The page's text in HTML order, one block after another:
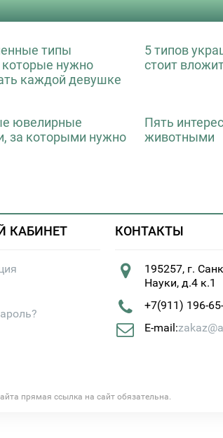
типы
которые нужно
каждой девушке
5 типов
стоит
ювелирные
за которыми нужно
Пять
животными
КАБИНЕТ КОНТАКТЫ
195257, г.
Науки, д.4 к.1
+7(911) 196-
E-mail:
прямая ссылка на сайт обязательна.